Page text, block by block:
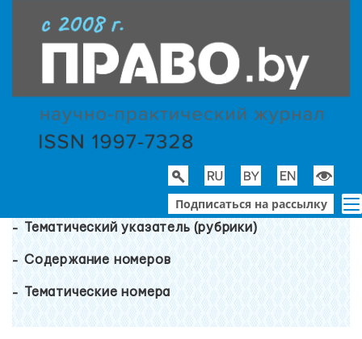
Подписаться на рассылку
Тематический указатель (рубрики)
Содержание номеров
Тематические номера